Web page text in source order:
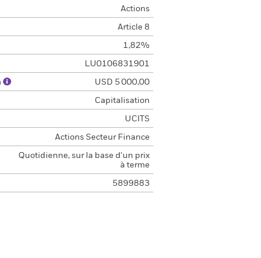
Actions
Article 8
1,82%
LU0106831901
USD 5 000,00
Capitalisation
UCITS
Actions Secteur Finance
Quotidienne, sur la base d'un prix
à terme
5899883